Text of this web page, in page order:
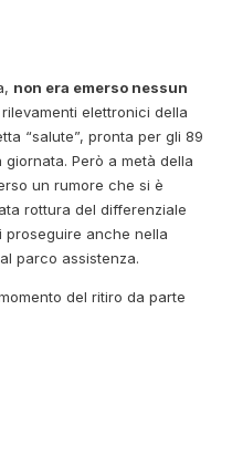
non era emerso nessun
elettronici della
“salute”, pronta per gli 89
Però a metà della
un rumore che si è
rottura del differenziale
proseguire anche nella
parco assistenza.
del ritiro da parte